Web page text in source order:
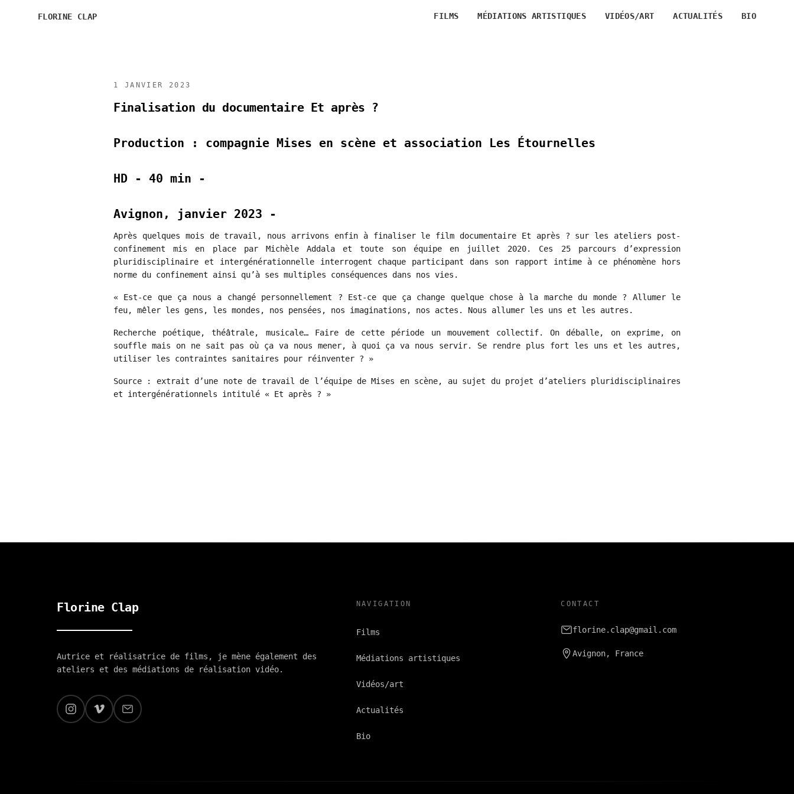
FLORINE CLAP FILMS MÉDIATIONS ARTISTIQUES VIDÉOS/ART ACTUALITÉS BIO
Accueil / Actualités / Finalisation du documentaire Et après ?
1 JANVIER 2023
Finalisation du documentaire Et après ?
Production : compagnie Mises en scène et association Les Étournelles
HD - 40 min -
Avignon, janvier 2023 -
Après quelques mois de travail, nous arrivons enfin à finaliser le film documentaire Et après ? sur les ateliers post-
confinement mis en place par Michèle Addala et toute son équipe en juillet 2020. Ces 25 parcours d’expression
pluridisciplinaire et intergénérationnelle interrogent chaque participant dans son rapport intime à ce phénomène hors
norme du confinement ainsi qu’à ses multiples conséquences dans nos vies.
« Est-ce que ça nous a changé personnellement ? Est-ce que ça change quelque chose à la marche du monde ? Allumer le
feu, mêler les gens, les mondes, nos pensées, nos imaginations, nos actes. Nous allumer les uns et les autres.
Recherche poétique, théâtrale, musicale… Faire de cette période un mouvement collectif. On déballe, on exprime, on
souffle mais on ne sait pas où ça va nous mener, à quoi ça va nous servir. Se rendre plus fort les uns et les autres,
utiliser les contraintes sanitaires pour réinventer ? »
Source : extrait d’une note de travail de l’équipe de Mises en scène, au sujet du projet d’ateliers pluridisciplinaires
et intergénérationnels intitulé « Et après ? »
Florine Clap
Autrice et réalisatrice de films, je mène également des
ateliers et des médiations de réalisation vidéo.
NAVIGATION
Films
Médiations artistiques
Vidéos/art
Actualités
Bio
CONTACT
florine.clap@gmail.com
Avignon, France